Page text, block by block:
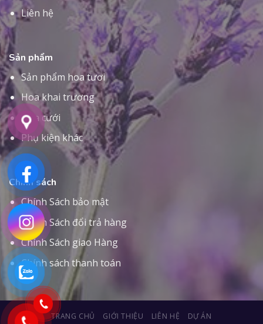
Liên hệ
Sản phẩm
Sản phẩm hoa tươi
Hoa khai trương
Hoa cưới
Phụ kiện khác
Chính sách
Chính Sách bảo mật
Chính Sách đổi trả hàng
Chính Sách giao Hàng
Chính sách thanh toán
TRANG CHỦ GIỚI THIỆU LIÊN HỆ DỰ ÁN